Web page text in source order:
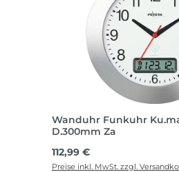
Wanduhr Funkuhr
D.300mm Za
Regulärer Preis:
112,99 €
Preise inkl. MwSt. zzgl.